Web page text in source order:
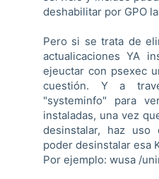
deshabilitar por GPO
Pero si se trata de
actualicaciones YA
ejeuctar con psexec
cuestión. Y a
"systeminfo" para
instaladas, una vez
desinstalar, haz uso
poder desinstalar esa
Por ejemplo: wusa /